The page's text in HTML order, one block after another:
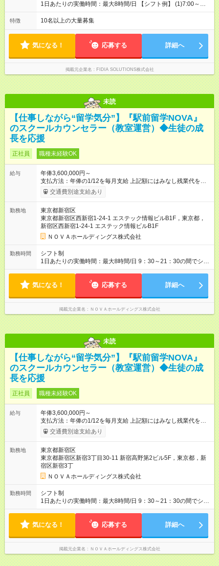
1日あたりの実働時間：最大8時間/日 【シフト例】 (1)7:00～
16:00 (2)8:00～17:00 (3)13:00～22:00 (4)14:00～23:00
(5)22:00～7:00 (6)23:00～8:00
特徴 10名以上の大量募集
気になる！ 応募する 詳細へ
掲載元企業名 FIDIA SOLUTIONS株式会社
未読
【仕事しながら“留学気分”】『駅前留学NOVA』
のスクールカウンセラー（教室運営）◆生徒の成
長を応援
正社員 職種未経験OK
給与
年俸3,600,000円～
支払方法：年俸の1/12を毎月支給 上記額にはみなし残業代を含
みます。※超過分は全額支給いたします。 みなし残業代 30,000
円／月 みなし残業時間 15時間／月 ★頑張りが収入に直結！イン
ど、成果に応じて年2回インセンティブを支給します。一般職の
社員が、半期で20～30万円のインセンティブを手にした実績
も。頑張りが目に見える形で収入に還元されるため、高いモチ
ベーションで仕事に取り組めます。 ★毎月チャンスあり！スピ
ーディな昇格。 ―――――――――――― 年1回の査定に加
え、毎月、現場の管理職が優秀な人材を役員に推薦する制度が
あります。実力が認められれば、年度の途中でも昇格。実際、
アアップするケースも珍しくありません。 【試用期間】試用期
間あり 試用期間の長さ：1ヶ月 ※ 雇用形態と給与に、本採用時
と異なる部分があります。 雇用形態：インターンシップ 給与：
時給 1,400円以上 ※月途中での入社の場合、その月の月末までは
インターンとして勤務になります。
交通費別途支給あり
勤務地
東京都新宿区
東京都新宿区西新宿1-24-1 エステック情報ビルB1F，東京都，
新宿区西新宿1-24-1 エステック情報ビルB1F
ＮＯＶＡホールディングス株式会社
勤務時間
シフト制
1日あたりの実働時間：最大8時間/日 9：30～21：30の間でシフ
ト制 ［ シフト例 ］ ・平日⇒12：30-21：30 ・土日祝⇒10：00-
―――――――――――― 一校舎を一人で担当する場合も多い
て、明日に備えよう」など、調整しやすい環境です。
気になる！ 応募する 詳細へ
掲載元企業名 ＮＯＶＡホールディングス株式会社
未読
【仕事しながら“留学気分”】『駅前留学NOVA』
のスクールカウンセラー（教室運営）◆生徒の成
長を応援
正社員 職種未経験OK
給与
年俸3,600,000円～
支払方法：年俸の1/12を毎月支給 上記額にはみなし残業代を含
みます。※超過分は全額支給いたします。 みなし残業代 30,000
円／月 みなし残業時間 15時間／月 ★頑張りが収入に直結！イン
ど、成果に応じて年2回インセンティブを支給します。一般職の
社員が、半期で20～30万円のインセンティブを手にした実績
も。頑張りが目に見える形で収入に還元されるため、高いモチ
ベーションで仕事に取り組めます。 ★毎月チャンスあり！スピ
ーディな昇格。 ―――――――――――― 年1回の査定に加
え、毎月、現場の管理職が優秀な人材を役員に推薦する制度が
あります。実力が認められれば、年度の途中でも昇格。実際、
アアップするケースも珍しくありません。 【試用期間】試用期
間あり 試用期間の長さ：1ヶ月 ※ 雇用形態と給与に、本採用時
と異なる部分があります。 雇用形態：インターンシップ 給与：
時給 1,400円以上 ※月途中での入社の場合、その月の月末までは
インターンとして勤務になります。
交通費別途支給あり
勤務地
東京都新宿区
東京都新宿区新宿3丁目30-11 新宿高野第2ビル5F，東京都，新
宿区新宿3丁
ＮＯＶＡホールディングス株式会社
勤務時間
シフト制
1日あたりの実働時間：最大8時間/日 9：30～21：30の間でシフ
ト制 ［ シフト例 ］ ・平日⇒12：30-21：30 ・土日祝⇒10：00-
―――――――――――― 一校舎を一人で担当する場合も多い
て、明日に備えよう」など、調整しやすい環境です。
気になる！ 応募する 詳細へ
掲載元企業名 ＮＯＶＡホールディングス株式会社